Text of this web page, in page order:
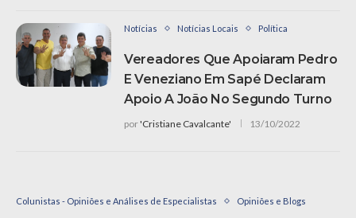
Notícias Notícias Locais Política
Vereadores Que Apoiaram Pedro
E Veneziano Em Sapé Declaram
Apoio A João No Segundo Turno
por'Cristiane Cavalcante' 13/10/2022
Colunistas - Opiniões e Análises de Especialistas Opiniões e Blogs